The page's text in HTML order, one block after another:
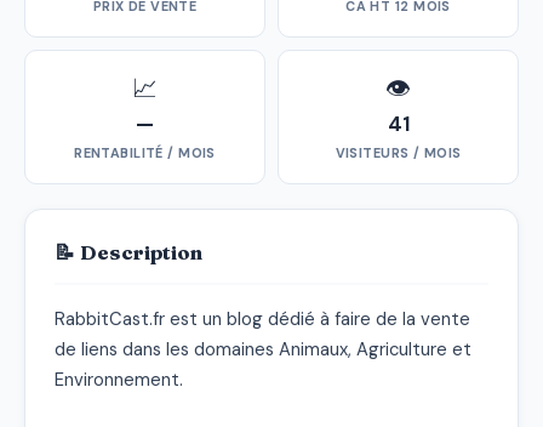
PRIX DE VENTE CA HT 12 MOIS
📈
—
RENTABILITÉ / MOIS
👁
41
VISITEURS / MOIS
📝 Description
RabbitCast.fr est un blog dédié à faire de la vente
de liens dans les domaines Animaux, Agriculture et
Environnement.